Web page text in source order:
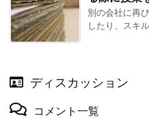
別の会社に再
したり、スキ
ディスカッション
コメント一覧